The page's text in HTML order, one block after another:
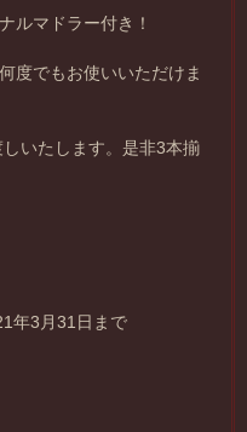
ルマドラー付き！
度でもお使いいただけま
いたします。是非3本揃
年3月31日まで